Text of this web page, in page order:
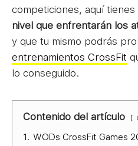
competiciones, aquí tienes
nivel que enfrentarán los
y que tu mismo podrás
entrenamientos CrossFit
lo conseguido.
Contenido del artículo
1. WODs CrossFit Games